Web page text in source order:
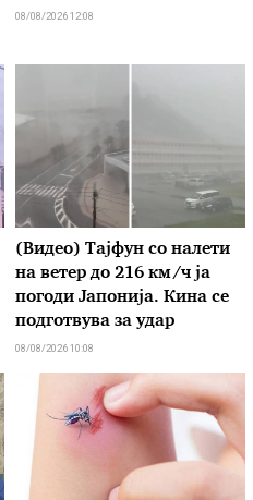
08/08/2026 12:08
(Видео) Тајфун со налети
на ветер до 216 км/ч ја
погоди Јапонија. Кина се
подготвува за удар
08/08/2026 10:08